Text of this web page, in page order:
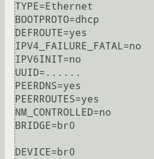
TYPE=Ethernet
BOOTPROTO=dhcp
DEFROUTE=yes
IPV4_FAILURE_FATAL=no
IPV6INIT=no
UUID=......
PEERDNS=yes
PEERROUTES=yes
NM_CONTROLLED=no
BRIDGE=br0
DEVICE=br0